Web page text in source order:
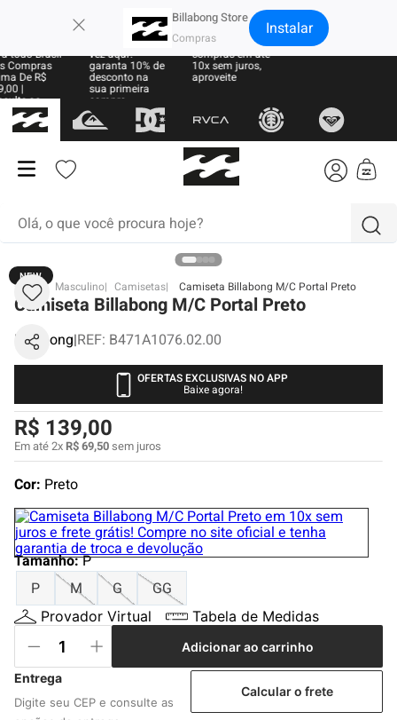
Billabong Store Instalar
todo Brasil
Compras
De R$
|
as
Sua primeira
vez aqui?
garanta 10% de
desconto na
sua primeira
compra
Parcele suas
compras em até
10x sem juros,
aproveite
NEW
BB Masculino Camisetas Camiseta Billabong M/C Portal Preto
Camiseta Billabong M/C Portal Preto
Billabong|REF: B471A1076.02.00
OFERTAS EXCLUSIVAS NO APP
Baixe agora!
R$ 139,00
Em até2xR$69,50sem juros
Cor: Preto
Tamanho:P
P
M G GG
Provador Virtual Tabela de Medidas
Adicionar ao carrinho
Calcular o frete
termos mais buscados
1º
moletom
2º
boné
4º
boardshort
5º
camiseta
6º
bermuda
8º
carteira
9º
mochila
10
chinelo